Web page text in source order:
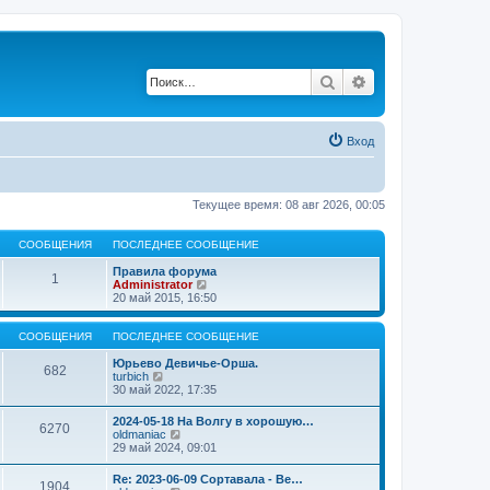
Поиск
Вход
Текущее время: 08 авг 2026, 00:05
СООБЩЕНИЯ ПОСЛЕДНЕЕ СООБЩЕНИЕ
1
Правила форума
Administrator
е
р
е
й
т
и
п
л
е
д
н
е
20 май 2015, 16:50
СООБЩЕНИЯ ПОСЛЕДНЕЕ СООБЩЕНИЕ
682
Юрьево Девичье-Орша.
turbich
е
е
й
т
и
к
п
30 май 2022, 17:35
6270
2024-05-18 На Волгу в хорошую…
oldmaniac
е
е
й
29 май 2024, 09:01
1904
Re: 2023-06-09 Сортавала - Ве…